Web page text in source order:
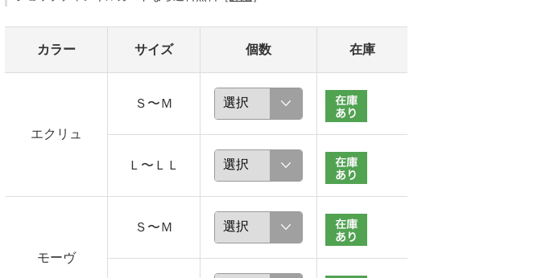
カラー サイズ 個数 在庫
エクリュ
Ｓ〜Ｍ
Ｌ〜ＬＬ
モーヴ
Ｓ〜Ｍ